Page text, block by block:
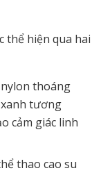
thể hiện qua hai
nylon thoáng
tương
cảm giác linh
thao cao su